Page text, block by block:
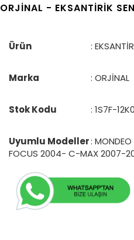
ORJİNAL - EKSANTİRİK
Ürün :
Marka : ORJİNAL
Stok Kodu : 1S7F-
Uyumlu Modeller:
FOCUS 2004- C-MAX 2007-